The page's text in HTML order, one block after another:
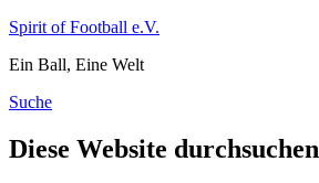
Zum
springen
Spirit of Football e.V.
Ein Ball, Eine Welt
Suche
Diese Website durchsuchen